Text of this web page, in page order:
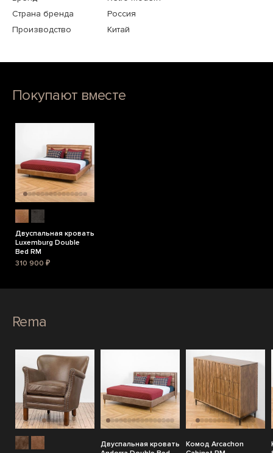
Страна бренда
Россия
Производство
Китай
Покупают вместе
Двуспальная кровать
Luxemburg Double
Bed RM
310 900 ₽
Rema
Двуспальная кровать
Комод Arcachon